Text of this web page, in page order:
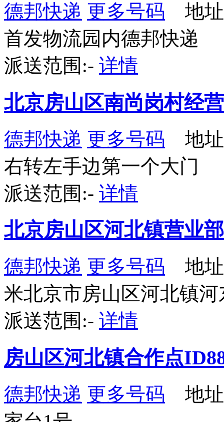
德邦快递 更多号码 地址
首发物流园内德邦快递
派送范围:- 详情
北京房山区南尚岗村经
德邦快递 更多号码 地址
右转左手边第一个大门
派送范围:- 详情
北京房山区河北镇营业部
德邦快递 更多号码 地址
米北京市房山区河北镇
派送范围:- 详情
房山区河北镇合作点
德邦快递 更多号码 地址